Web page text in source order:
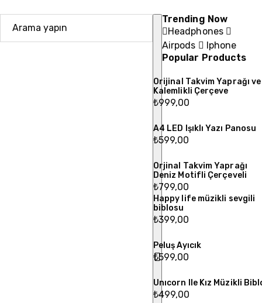
Trending Now
Headphones
Airpods
Iphone
Popular Products
Orijinal Takvim Yaprağı ve
Kalemlikli Çerçeve
₺999,00
A4 LED Işıklı Yazı Panosu
₺599,00
Orjinal Takvim Yaprağı
Deniz Motifli Çerçeveli
₺799,00
Happy life müzikli sevgili
biblosu
₺399,00
Peluş Ayıcık
₺599,00
Unıcorn Ile Kız Müzikli
₺499,00